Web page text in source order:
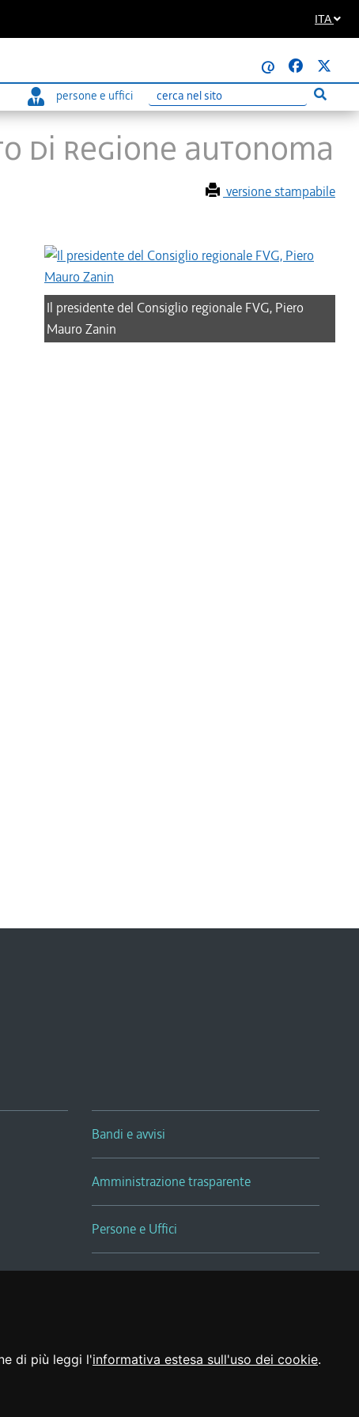
di più leggi l'informativa estesa sull'uso dei cookie.
ITA
@
persone e uffici
Ricerca Esegui
di Regione autonoma
versione stampabile
Il presidente del Consiglio regionale FVG, Piero
Mauro Zanin
Bandi e avvisi
Amministrazione trasparente
Persone e Uffici
Sala Tiziano Tessitori
Realizzato da